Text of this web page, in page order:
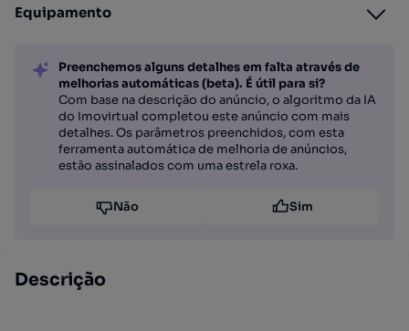
Equipamento
Preenchemos alguns detalhes em falta através de
melhorias automáticas (beta). É útil para si?
Com base na descrição do anúncio, o algoritmo da IA
do Imovirtual completou este anúncio com mais
detalhes. Os parâmetros preenchidos, com esta
ferramenta automática de melhoria de anúncios,
estão assinalados com uma estrela roxa.
Não Sim
Descrição